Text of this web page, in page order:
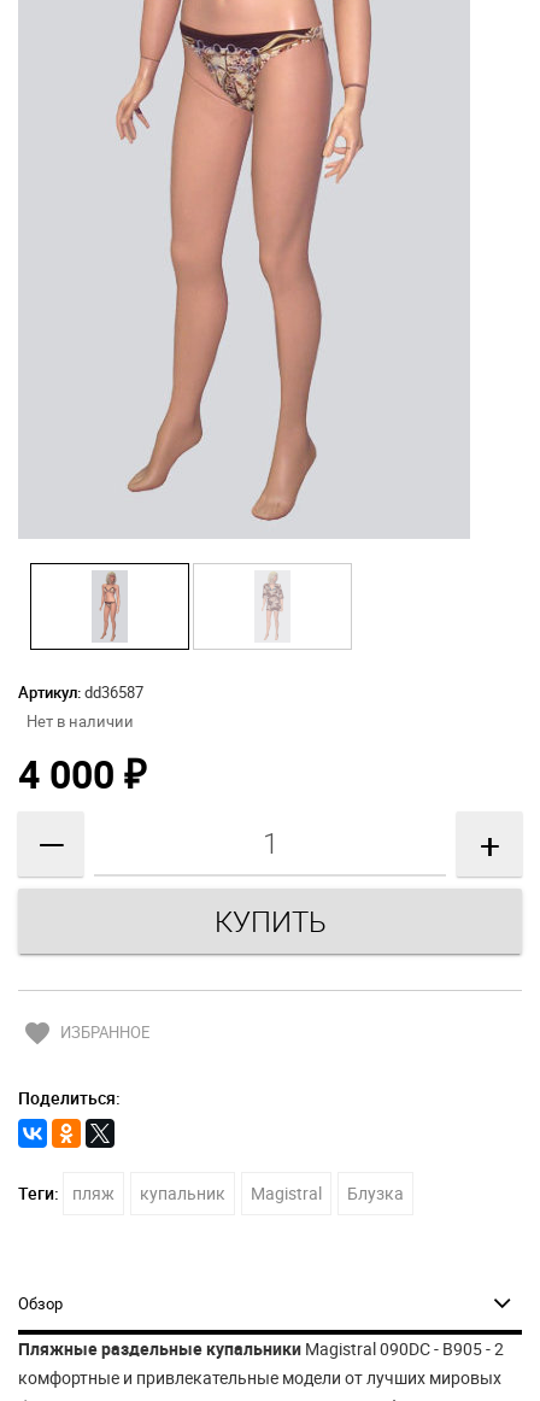
Артикул:dd36587
Нет в наличии
4 000 ₽
— +
favorite ИЗБРАННОЕ
Поделиться:
Теги: пляж купальник Magistral Блузка
Обзор
Пляжные раздельные купальники Magistral 090DC - B905 - 2
комфортные и привлекательные модели от лучших мировых